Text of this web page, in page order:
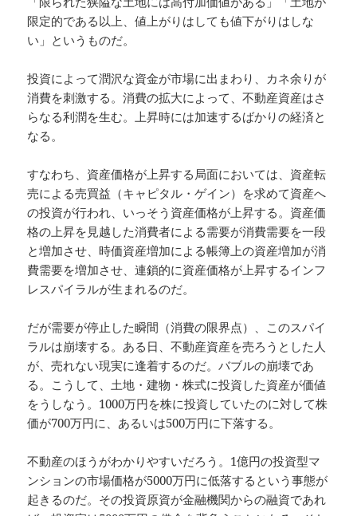
限定的である以上、値上がりはしても値下がりはしな
い」というものだ。
投資によって潤沢な資金が市場に出まわり、カネ余りが
消費を刺激する。消費の拡大によって、不動産資産はさ
らなる利潤を生む。上昇時には加速するばかりの経済と
なる。
すなわち、資産価格が上昇する局面においては、資産転
売による売買益（キャピタル・ゲイン）を求めて資産へ
の投資が行われ、いっそう資産価格が上昇する。資産価
格の上昇を見越した消費者による需要が消費需要を一段
と増加させ、時価資産増加による帳簿上の資産増加が消
費需要を増加させ、連鎖的に資産価格が上昇するインフ
レスパイラルが生まれるのだ。
だが需要が停止した瞬間（消費の限界点）、このスパイ
ラルは崩壊する。ある日、不動産資産を売ろうとした人
が、売れない現実に逢着するのだ。バブルの崩壊であ
る。こうして、土地・建物・株式に投資した資産が価値
をうしなう。1000万円を株に投資していたのに対して株
価が700万円に、あるいは500万円に下落する。
不動産のほうがわかりやすいだろう。1億円の投資型マ
ンションの市場価格が5000万円に低落するという事態が
起きるのだ。その投資原資が金融機関からの融資であれ